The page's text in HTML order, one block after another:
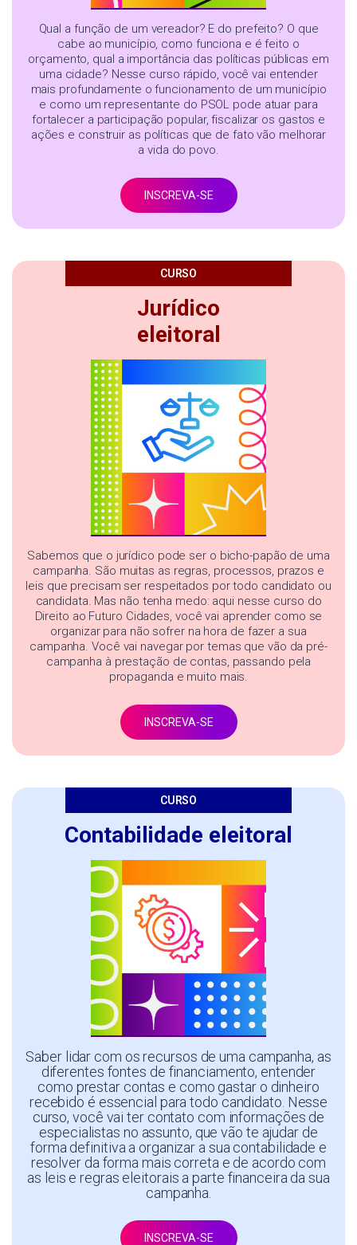
Qual a função de um vereador? E do prefeito? O que
cabe ao município, como funciona e é feito o
orçamento, qual a importância das políticas públicas em
uma cidade? Nesse curso rápido, você vai entender
mais profundamente o funcionamento de um município
e como um representante do PSOL pode atuar para
fortalecer a participação popular, fiscalizar os gastos e
ações e construir as políticas que de fato vão melhorar
a vida do povo.
INSCREVA-SE
CURSO
Jurídico
eleitoral
Sabemos que o jurídico pode ser o bicho-papão de uma
campanha. São muitas as regras, processos, prazos e
leis que precisam ser respeitados por todo candidato ou
candidata. Mas não tenha medo: aqui nesse curso do
Direito ao Futuro Cidades, você vai aprender como se
organizar para não sofrer na hora de fazer a sua
campanha. Você vai navegar por temas que vão da pré-
campanha à prestação de contas, passando pela
propaganda e muito mais.
INSCREVA-SE
CURSO
Contabilidade eleitoral
Saber lidar com os recursos de uma campanha, as
diferentes fontes de financiamento, entender
como prestar contas e como gastar o dinheiro
recebido é essencial para todo candidato. Nesse
curso, você vai ter contato com informações de
especialistas no assunto, que vão te ajudar de
forma definitiva a organizar a sua contabilidade e
resolver da forma mais correta e de acordo com
as leis e regras eleitorais a parte financeira da sua
campanha.
INSCREVA-SE